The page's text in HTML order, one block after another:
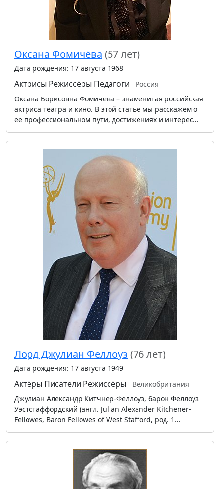
Оксана Фомичёва (57 лет)
Дата рождения: 17 августа 1968
Актрисы Режиссёры Педагоги
Россия
Оксана Борисовна Фомичева – знаменитая российская
актриса театра и кино. В этой статье мы расскажем о
ее профессиональном пути, достижениях и интерес…
Лорд Джулиан Феллоуз (76 лет)
Дата рождения: 17 августа 1949
Актёры Писатели Режиссёры
Великобритания
Джулиан Александр Китчнер-Феллоуз, барон Феллоуз
Уэстстаффордский (англ. Julian Alexander Kitchener-
Fellowes, Baron Fellowes of West Stafford, род. 1…